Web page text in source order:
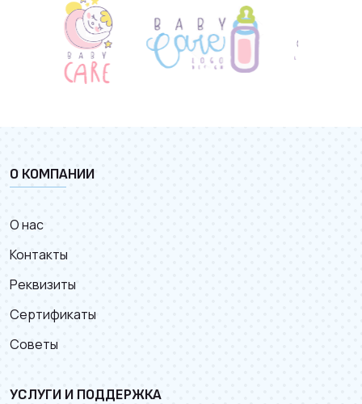
О КОМПАНИИ
О нас
Контакты
Реквизиты
Сертификаты
Советы
УСЛУГИ И ПОДДЕРЖКА